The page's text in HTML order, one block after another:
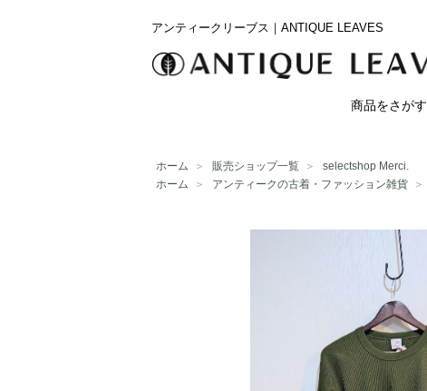
アンティークリーブス｜ANTIQUE LEAVES
商品をさがす
ホーム ＞ 販売ショップ一覧 ＞
selectshop Merci.
ホーム
＞ アンティークの古着・ファッション雑貨 ＞